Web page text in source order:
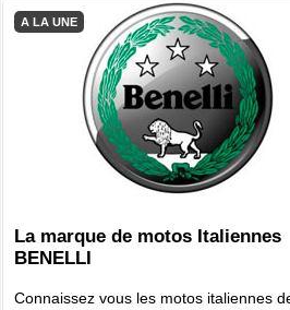
A LA UNE
La marque de motos Italiennes
BENELLI
Connaissez vous les motos italiennes